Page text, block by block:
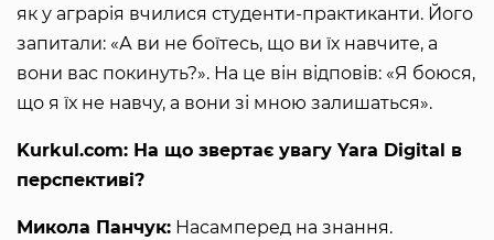
як у аграрія вчилися студенти-практиканти. Його
запитали: «А ви не боїтесь, що ви їх навчите, а
вони вас покинуть?». На це він відповів: «Я боюся,
що я їх не навчу, а вони зі мною залишаться».
Kurkul.com: На що звертає увагу Yara Digital в
перспективі?
Микола Панчук: Насамперед на знання.